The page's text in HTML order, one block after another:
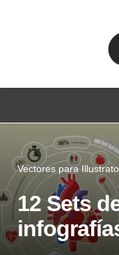
Vectores para
12 Sets